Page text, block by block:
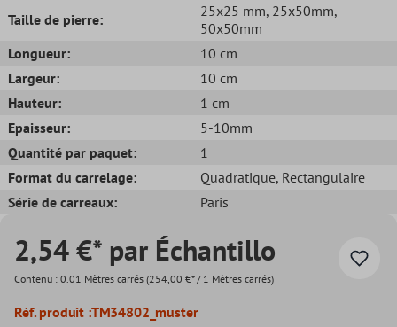
Taille de pierre:
25x25 mm, 25x50mm,
50x50mm
Longueur:
10 cm
Largeur:
10 cm
Hauteur:
1 cm
Epaisseur:
5-10mm
Quantité par paquet:
1
Format du carrelage:
Quadratique, Rectangulaire
Série de carreaux:
Paris
2,54 €* par Échantillo
Contenu : 0.01 Mètres carrés (254,00 €* / 1 Mètres carrés)
Réf. produit :TM34802_muster